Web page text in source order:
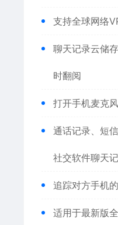
支持全球网络
聊天记录云储
时翻阅
打开手机麦克
通话记录、短
社交软件聊天
追踪对方手机
适用于最新版